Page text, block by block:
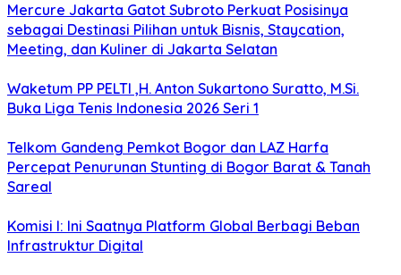
Mercure Jakarta Gatot Subroto Perkuat Posisinya
sebagai Destinasi Pilihan untuk Bisnis, Staycation,
Meeting, dan Kuliner di Jakarta Selatan
Waketum PP PELTI ,H. Anton Sukartono Suratto, M.Si.
Buka Liga Tenis Indonesia 2026 Seri 1
Telkom Gandeng Pemkot Bogor dan LAZ Harfa
Percepat Penurunan Stunting di Bogor Barat & Tanah
Sareal
Komisi I: Ini Saatnya Platform Global Berbagi Beban
Infrastruktur Digital